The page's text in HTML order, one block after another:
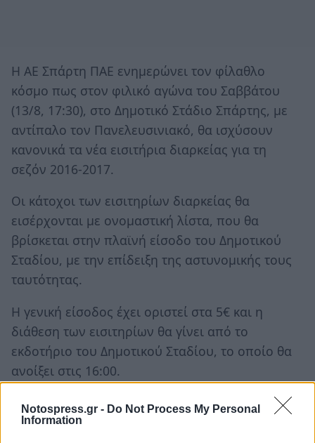
Notospress.gr - Do Not Process My Personal
Information
Η ΑΕ Σπάρτη ΠΑΕ ενημερώνει τον φίλαθλο
κόσμο πως στον φιλικό αγώνα του Σαββάτου
(13/8, 17:30), στο Δημοτικό Στάδιο Σπάρτης, με
αντίπαλο τον Πανελευσινιακό, θα ισχύσουν
κανονικά τα νέα εισιτήρια διαρκείας για τη
σεζόν 2016-2017.
Οι κάτοχοι των εισιτηρίων διαρκείας θα
εισέρχονται με ονομαστική λίστα, που θα
βρίσκεται στην πλαϊνή είσοδο του Δημοτικού
Σταδίου, με την επίδειξη της αστυνομικής τους
ταυτότητας.
Η γενική είσοδος έχει οριστεί στα 5€ και η
διάθεση των εισιτηρίων θα γίνει από το
εκδοτήριο του Δημοτικού Σταδίου, το οποίο θα
ανοίξει στις 16:00.